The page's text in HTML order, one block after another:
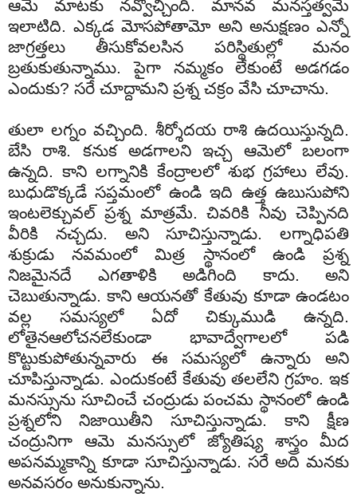
ఆమె మాటకు నవ్వొచ్చింది. మానవ మనస్తత్వమే
ఇలాటిది. ఎక్కడ మోసపోతామో అని అనుక్షణం ఎన్నో
జాగ్రత్తలు తీసుకోవలసిన పరిస్థితుల్లో మనం
బ్రతుకుతున్నాము. పైగా నమ్మకం లేకుంటే అడగడం
ఎందుకు? సరే చూద్దామని ప్రశ్న చక్రం వేసి చూచాను.
తులా లగ్నం వచ్చింది. శీర్శోదయ రాశి ఉదయిస్తున్నది.
బేసి రాశి. కనుక అడగాలని ఇచ్చ ఆమెలో బలంగా
ఉన్నది. కాని లగ్నానికి కేంద్రాలలో శుభ గ్రహాలు లేవు.
బుధుడొక్కడే సప్తమంలో ఉండి ఇది ఉత్త ఉబుసుపోని
ఇంటలెక్చువల్ ప్రశ్న మాత్రమే. చివరికి నీవు చెప్పినది
వీరికి నచ్చదు. అని సూచిస్తున్నాడు. లగ్నాధిపతి
శుక్రుడు నవమంలో మిత్ర స్థానంలో ఉండి ప్రశ్న
నిజమైనదే ఎగతాళికి అడిగింది కాదు. అని
చెబుతున్నాడు. కాని ఆయనతో కేతువు కూడా ఉండటం
వల్ల సమస్యలో ఏదో చిక్కుముడి ఉన్నది.
లోతైనఆలోచనలేకుండా భావాద్వేగాలలో పడి
కొట్టుకుపోతున్నవారు ఈ సమస్యలో ఉన్నారు అని
చూపిస్తున్నాడు. ఎందుకంటే కేతువు తలలేని గ్రహం. ఇక
మనస్సును సూచించే చంద్రుడు పంచమ స్థానంలో ఉండి
ప్రశ్నలోని నిజాయితీని సూచిస్తున్నాడు. కాని క్షీణ
చంద్రునిగా ఆమె మనస్సులో జ్యోతిష్య శాస్త్రం మీద
అపనమ్మకాన్ని కూడా సూచిస్తున్నాడు. సరే అది మనకు
అనవసరం అనుకున్నాను.